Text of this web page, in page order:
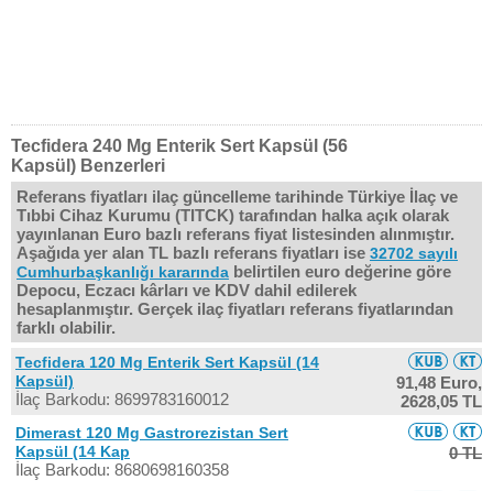
Tecfidera 240 Mg Enterik Sert Kapsül (56
Kapsül) Benzerleri
Referans fiyatları ilaç güncelleme tarihinde Türkiye İlaç ve
Tıbbi Cihaz Kurumu (TITCK) tarafından halka açık olarak
yayınlanan Euro bazlı referans fiyat listesinden alınmıştır.
Aşağıda yer alan TL bazlı referans fiyatları ise 32702 sayılı
Cumhurbaşkanlığı kararında belirtilen euro değerine göre
Depocu, Eczacı kârları ve KDV dahil edilerek
hesaplanmıştır. Gerçek ilaç fiyatları referans fiyatlarından
farklı olabilir.
Tecfidera 120 Mg Enterik Sert Kapsül (14
Kapsül)
İlaç Barkodu: 8699783160012
91,48 Euro,
2628,05 TL
Dimerast 120 Mg Gastrorezistan Sert
Kapsül (14 Kap
İlaç Barkodu: 8680698160358
0 TL